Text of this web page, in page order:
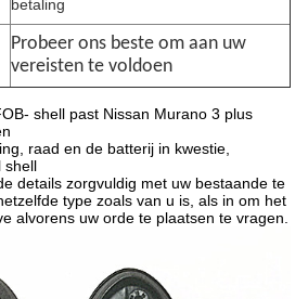
betaling
Probeer ons beste om aan uw
vereisten te voldoen
shell past Nissan Murano 3 plus
raad en de batterij in kwestie,
shell
details zorgvuldig met uw bestaande te
type zoals van u is, als in om het
alvorens uw orde te plaatsen te vragen.